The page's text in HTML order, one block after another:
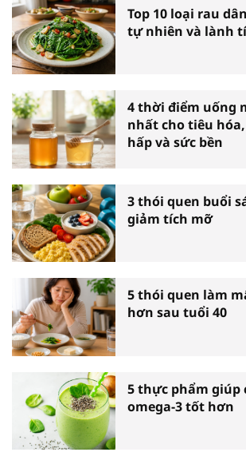
Top 10 loại rau
tự nhiên và lành
4 thời điểm uống
nhất cho tiêu
hấp và sức bền
3 thói quen buổi
giảm tích mỡ
5 thói quen làm
hơn sau tuổi 40
5 thực phẩm giúp
omega-3 tốt hơn